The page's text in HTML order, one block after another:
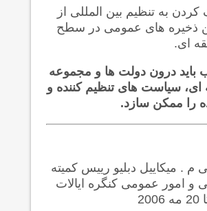
به تنظیم بین المللی از
ذخیره های عمومی در سطح
ای.
باید درون دولت ها و مجموعه
سیاست های تنظیم کننده و
را ممکن سازد.
م . میکاییل دبلیو رییس کمیته
و امور عمومی کنگره ایالات